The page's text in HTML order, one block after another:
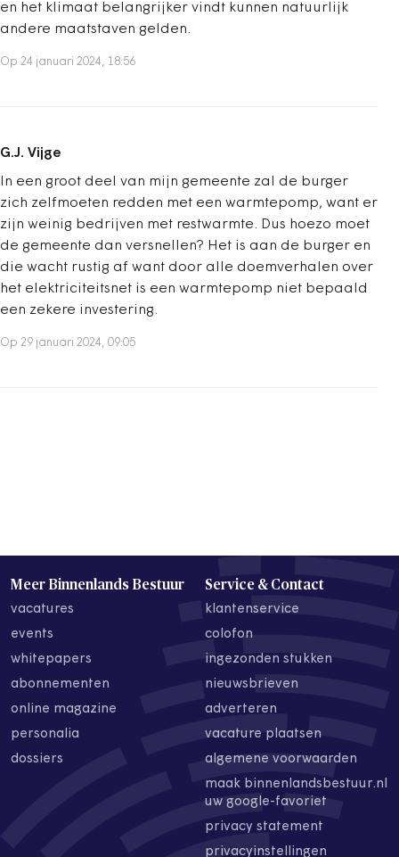
en het klimaat belangrijker vindt kunnen natuurlijk
andere maatstaven gelden.
Op 24 januari 2024, 18:56
G.J. Vijge
In een groot deel van mijn gemeente zal de burger
zich zelfmoeten redden met een warmtepomp, want er
zijn weinig bedrijven met restwarmte. Dus hoezo moet
de gemeente dan versnellen? Het is aan de burger en
die wacht rustig af want door alle doemverhalen over
het elektriciteitsnet is een warmtepomp niet bepaald
een zekere investering.
Op 29 januari 2024, 09:05
Meer Binnenlands Bestuur
vacatures
events
whitepapers
abonnementen
online magazine
personalia
dossiers
Service & Contact
klantenservice
colofon
ingezonden stukken
nieuwsbrieven
adverteren
vacature plaatsen
algemene voorwaarden
maak binnenlandsbestuur.nl
uw google-favoriet
privacy statement
privacyinstellingen